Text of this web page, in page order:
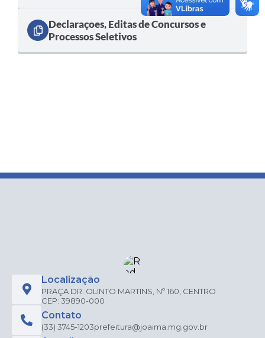
Declaraçoes, Editas de Concursos e
Processos Seletivos
Localização
PRAÇA DR. OLINTO MARTINS, Nº 160, CENTRO
CEP: 39890-000
Contato
(33) 3745-1203prefeitura@joaima.mg.gov.br